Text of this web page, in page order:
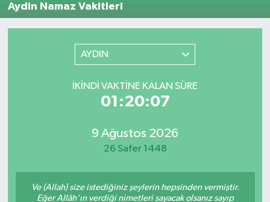
Aydin Namaz Vakitleri
AYDIN
İKINDI VAKTINE KALAN SÜRE
01:20:07
9 Ağustos 2026
26 Safer 1448
Ve (Allah) size istediğiniz şeylerin hepsinden vermiştir.
Eğer Allâh'ın verdiği nimetleri sayacak olsanız sayıp
Trafik Durumu
Son Dakika Haberleri